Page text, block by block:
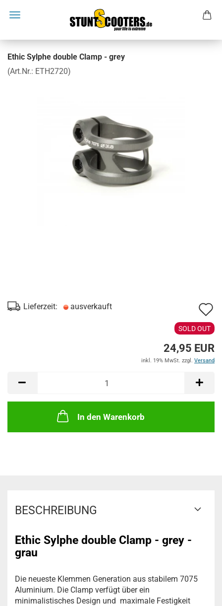
Ethic Sylphe double Clamp - grey
(Art.Nr.: ETH2720)
Lieferzeit: ausverkauft
SOLD OUT
24,95 EUR
inkl. 19% MwSt. zzgl. Versand
In den Warenkorb
BESCHREIBUNG
Ethic Sylphe double Clamp - grey -
grau
Die neueste Klemmen Generation aus stabilem 7075
Aluminium. Die Clamp verfügt über ein
minimalistisches Design und maximale Festigkeit